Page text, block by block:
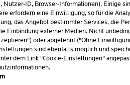
Nutzer-ID, Browser-Informationen). Einige
erfordern eine Einwilligung, so für die
das Angebot bestimmter Services, die
Einbindung externer Medien. Nicht
oder abgelehnt ("Ohne
sind ebenfalls möglich und
dem Link "Cookie-Einstellungen"